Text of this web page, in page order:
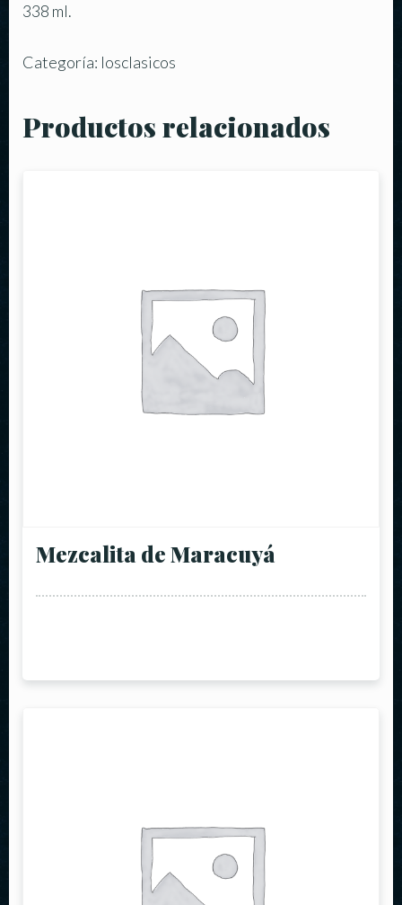
338 ml.
Categoría: losclasicos
Productos relacionados
Mezcalita de Maracuyá